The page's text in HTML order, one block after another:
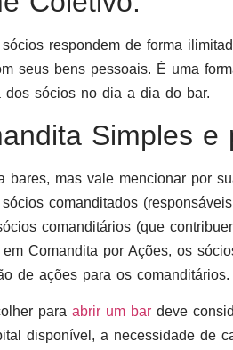
respondem de forma
seus bens pessoais. É uma
dos sócios no dia a dia do bar.
Simples e
bares, mas vale mencionar por
comanditados
comanditários (que
Comandita por Ações, os
de ações para os comanditários.
para abrir um bar deve
disponível, a necessidade de